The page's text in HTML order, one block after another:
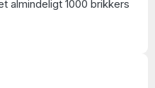
almindeligt 1000 brikkers